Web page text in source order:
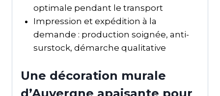
optimale pendant le transport
Impression et expédition à la
demande : production soignée, anti-
surstock, démarche qualitative
Une décoration murale